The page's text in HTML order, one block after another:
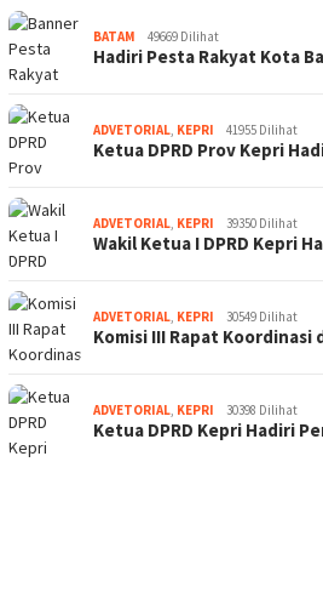
BATAM 49669 Dilihat
Hadiri Pesta Rakyat Kota
ADVETORIAL, KEPRI 41955 Dilihat
Ketua DPRD Prov Kepri
ADVETORIAL, KEPRI 39350 Dilihat
Wakil Ketua I DPRD Kepri
ADVETORIAL, KEPRI 30549 Dilihat
Komisi III Rapat
ADVETORIAL, KEPRI 30398 Dilihat
Ketua DPRD Kepri Hadiri